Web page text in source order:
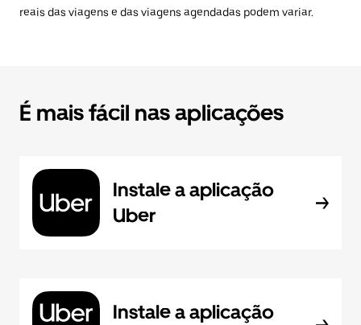
reais das viagens e das viagens agendadas podem variar.
É mais fácil nas aplicações
Instale a aplicação
Uber
Instale a aplicação